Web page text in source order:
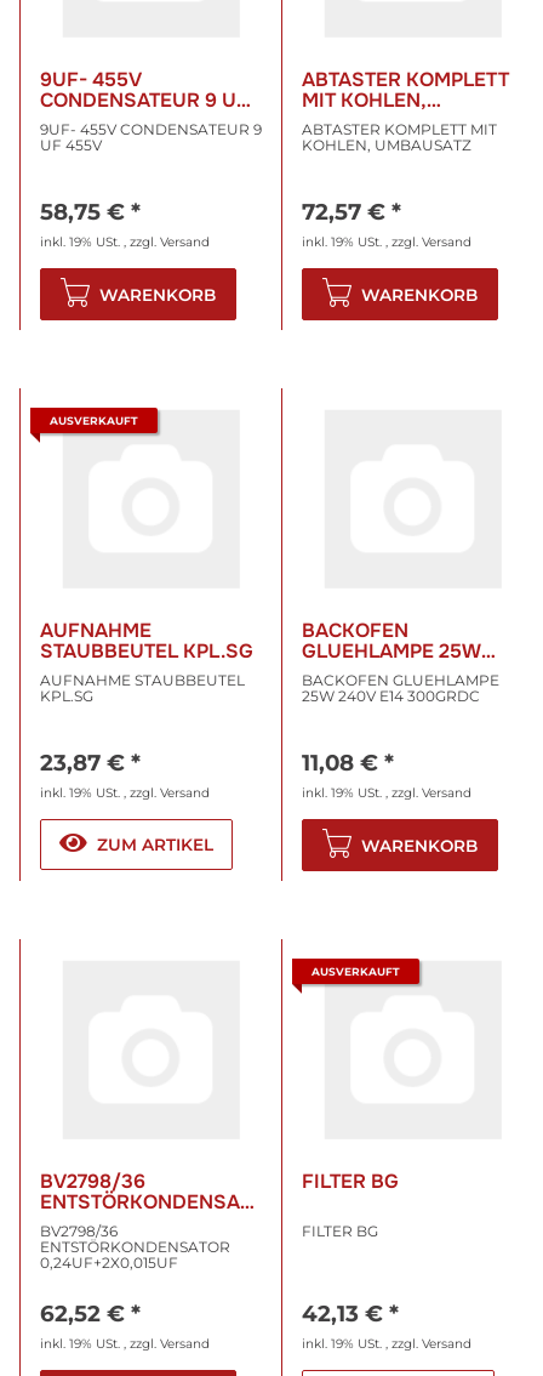
9UF- 455V
CONDENSATEUR 9 UF
455V
9UF- 455V CONDENSATEUR 9
UF 455V
58,75 € *
inkl. 19% USt. , zzgl. Versand
WARENKORB
ABTASTER KOMPLETT
MIT KOHLEN,
UMBAUSATZ
ABTASTER KOMPLETT MIT
KOHLEN, UMBAUSATZ
72,57 € *
inkl. 19% USt. , zzgl. Versand
WARENKORB
AUSVERKAUFT
AUFNAHME
STAUBBEUTEL KPL.SG
AUFNAHME STAUBBEUTEL
KPL.SG
23,87 € *
inkl. 19% USt. , zzgl. Versand
ZUM ARTIKEL
BACKOFEN
GLUEHLAMPE 25W
240V E14 300GRDC
BACKOFEN GLUEHLAMPE
25W 240V E14 300GRDC
11,08 € *
inkl. 19% USt. , zzgl. Versand
WARENKORB
BV2798/36
ENTSTÖRKONDENSAT
OR 0,24UF+2X0,015UF
BV2798/36
ENTSTÖRKONDENSATOR
0,24UF+2X0,015UF
62,52 € *
inkl. 19% USt. , zzgl. Versand
AUSVERKAUFT
FILTER BG
FILTER BG
42,13 € *
inkl. 19% USt. , zzgl. Versand